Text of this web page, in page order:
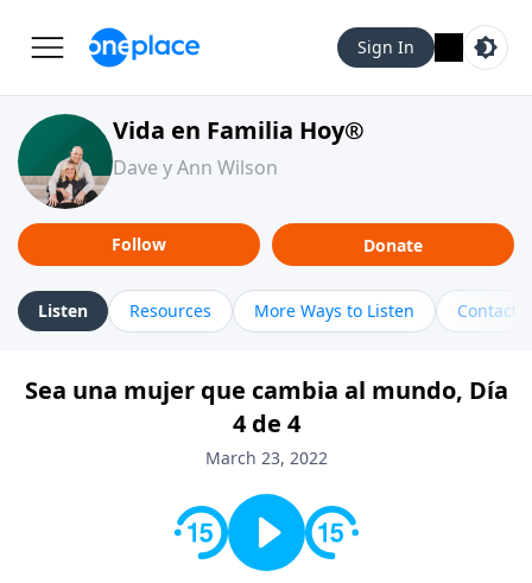
Sign In
Vida en Familia Hoy®
Dave y Ann Wilson
Follow Donate
Listen Resources More Ways to Listen Contact
Sea una mujer que cambia al mundo, Día
4 de 4
March 23, 2022